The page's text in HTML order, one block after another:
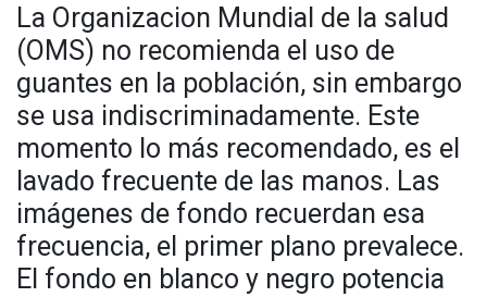
La Organizacion Mundial de la salud
(OMS) no recomienda el uso de
guantes en la población, sin embargo
se usa indiscriminadamente. Este
momento lo más recomendado, es el
lavado frecuente de las manos. Las
imágenes de fondo recuerdan esa
frecuencia, el primer plano prevalece.
El fondo en blanco y negro potencia